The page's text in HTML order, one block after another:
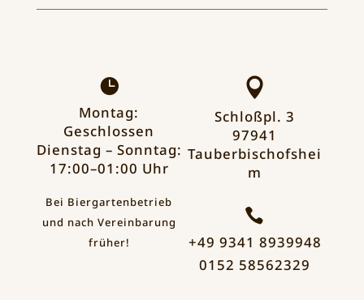

Montag:
Geschlossen
Dienstag – Sonntag:
17:00–01:00 Uhr
Bei Biergartenbetrieb
und nach Vereinbarung
früher!

Schloßpl. 3
97941
Tauberbischofshei
m

+49 9341 8939948
0152 58562329